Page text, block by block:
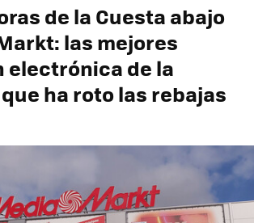
de la Cuesta abajo
las mejores
electrónica de la
ha roto las rebajas